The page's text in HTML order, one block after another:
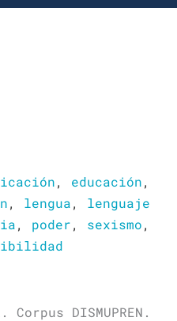
, educación,
, lengua, lenguaje
, poder, sexismo,
Corpus DISMUPREN.